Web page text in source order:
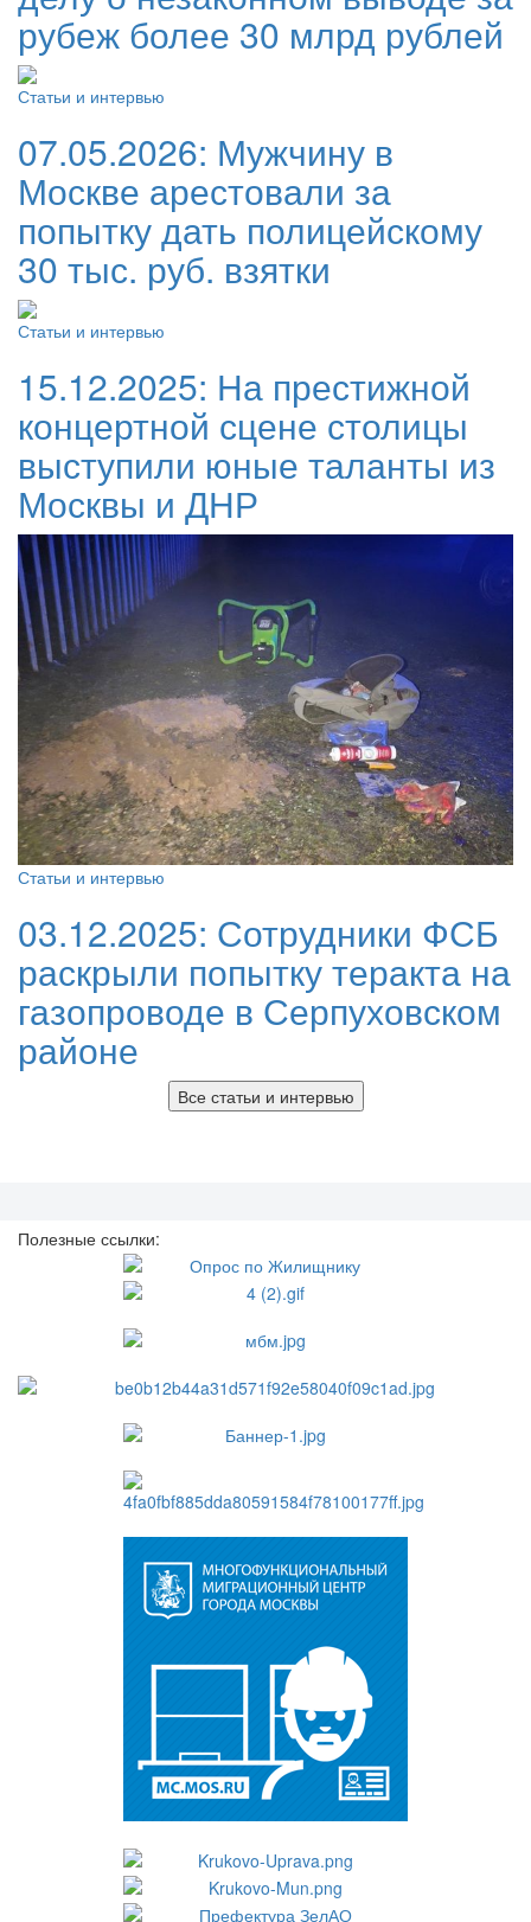
рубеж более 30 млрд рублей
Статьи и интервью
07.05.2026: Мужчину в
Москве арестовали за
попытку дать полицейскому
30 тыс. руб. взятки
Статьи и интервью
15.12.2025: На престижной
концертной сцене столицы
выступили юные таланты из
Москвы и ДНР
Статьи и интервью
03.12.2025: Сотрудники ФСБ
раскрыли попытку теракта на
газопроводе в Серпуховском
районе
Все статьи и интервью
Полезные ссылки: